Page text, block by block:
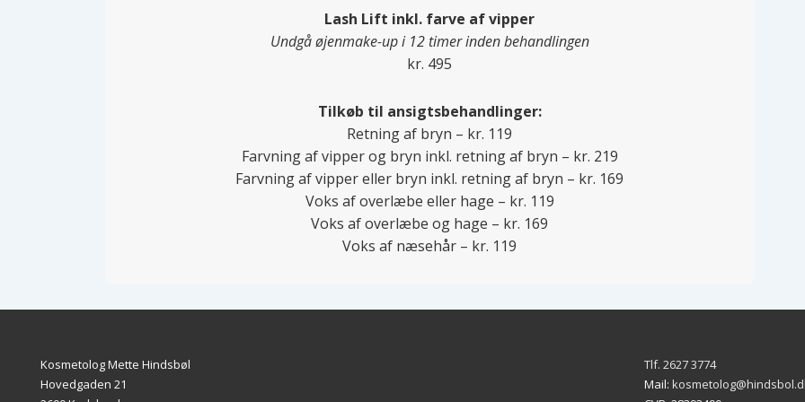
Lash Lift inkl. farve af vipper
Undgå øjenmake-up i 12 timer inden behandlingen
kr. 495
Tilkøb til ansigtsbehandlinger:
Retning af bryn – kr. 119
Farvning af vipper og bryn inkl. retning af bryn – kr. 219
Farvning af vipper eller bryn inkl. retning af bryn – kr. 169
Voks af overlæbe eller hage – kr. 119
Voks af overlæbe og hage – kr. 169
Voks af næsehår – kr. 119
Kosmetolog Mette Hindsbøl
Hovedgaden 21
Tlf. 2627 3774
Mail: